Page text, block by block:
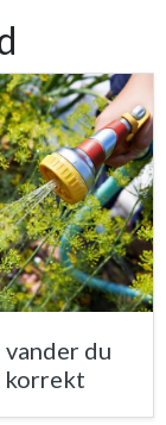
vander du
korrekt